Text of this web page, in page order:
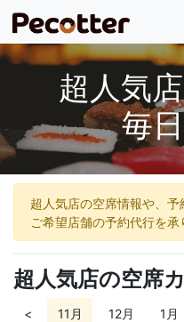
超人気
毎
超人気店の空席情報や、予
ご希望店舗の予約代行を承
超人気店の空席
< 11月 12月 1月